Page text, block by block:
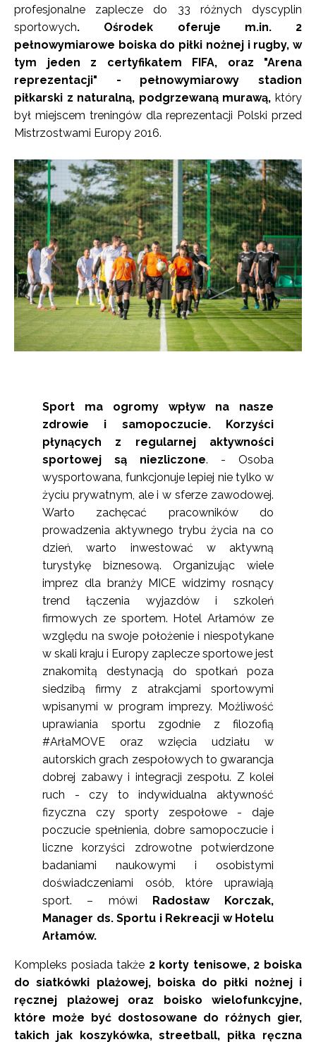
profesjonalne zaplecze do 33 różnych dyscyplin
sportowych. Ośrodek oferuje m.in. 2
pełnowymiarowe boiska do piłki nożnej i rugby, w
tym jeden z certyfikatem FIFA, oraz "Arena
reprezentacji" - pełnowymiarowy stadion
piłkarski z naturalną, podgrzewaną murawą, który
był miejscem treningów dla reprezentacji Polski przed
Mistrzostwami Europy 2016.
Sport ma ogromy wpływ na nasze
zdrowie i samopoczucie. Korzyści
płynących z regularnej aktywności
sportowej są niezliczone. - Osoba
wysportowana, funkcjonuje lepiej nie tylko w
życiu prywatnym, ale i w sferze zawodowej.
Warto zachęcać pracowników do
prowadzenia aktywnego trybu życia na co
dzień, warto inwestować w aktywną
turystykę biznesową. Organizując wiele
imprez dla branży MICE widzimy rosnący
trend łączenia wyjazdów i szkoleń
firmowych ze sportem. Hotel Arłamów ze
względu na swoje położenie i niespotykane
w skali kraju i Europy zaplecze sportowe jest
znakomitą destynacją do spotkań poza
siedzibą firmy z atrakcjami sportowymi
wpisanymi w program imprezy. Możliwość
uprawiania sportu zgodnie z filozofią
#ArłaMOVE oraz wzięcia udziału w
autorskich grach zespołowych to gwarancja
dobrej zabawy i integracji zespołu. Z kolei
ruch - czy to indywidualna aktywność
fizyczna czy sporty zespołowe - daje
poczucie spełnienia, dobre samopoczucie i
liczne korzyści zdrowotne potwierdzone
badaniami naukowymi i osobistymi
doświadczeniami osób, które uprawiają
sport. – mówi Radosław Korczak,
Manager ds. Sportu i Rekreacji w Hotelu
Arłamów.
Kompleks posiada także 2 korty tenisowe, 2 boiska
do siatkówki plażowej, boiska do piłki nożnej i
ręcznej plażowej oraz boisko wielofunkcyjne,
które może być dostosowane do różnych gier,
takich jak koszykówka, streetball, piłka ręczna